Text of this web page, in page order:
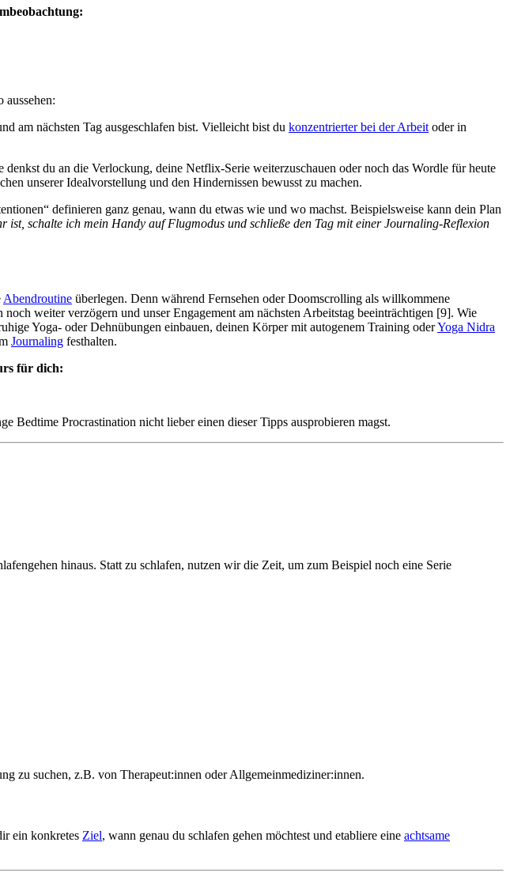
am nächsten Tag ausgeschlafen bist. Vielleicht bist du konzentrierter bei der Arbeit oder in
du an die Verlockung, deine Netflix-Serie weiterzuschauen oder noch das Wordle für heute
unserer Idealvorstellung und den Hindernissen bewusst zu machen.
definieren ganz genau, wann du etwas wie und wo machst. Beispielsweise kann dein Plan
ist, schalte ich mein Handy auf Flugmodus und schließe den Tag mit einer Journaling-Reflexion
Abendroutine überlegen. Denn während Fernsehen oder Doomscrolling als willkommene
weiter verzögern und unser Engagement am nächsten Arbeitstag beeinträchtigen [9]. Wie
Yoga- oder Dehnübungen einbauen, deinen Körper mit autogenem Training oderYoga Nidra
Journaling festhalten.
für dich:
Bedtime Procrastination nicht lieber einen dieser Tipps ausprobieren magst.
hinaus. Statt zu schlafen, nutzen wir die Zeit, um zum Beispiel noch eine Serie
zu suchen, z.B. von Therapeut:innen oder Allgemeinmediziner:innen.
ein konkretes Ziel, wann genau du schlafen gehen möchtest und etabliere eine achtsame